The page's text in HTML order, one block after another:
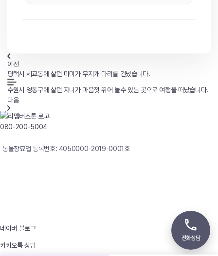
이전
평택시 세교동에 살던 미미가 무지개 다리를 건넜습니다.
수원시 영통구에 살던 지니가 마음껏 뛰어 놀수 있는 곳으로 여행을 떠났습니다.
다음
080-200-5004
동물장묘업 등록번호: 4050000-2019-0001호
네이버 블로그
카카오톡 상담
전화상담